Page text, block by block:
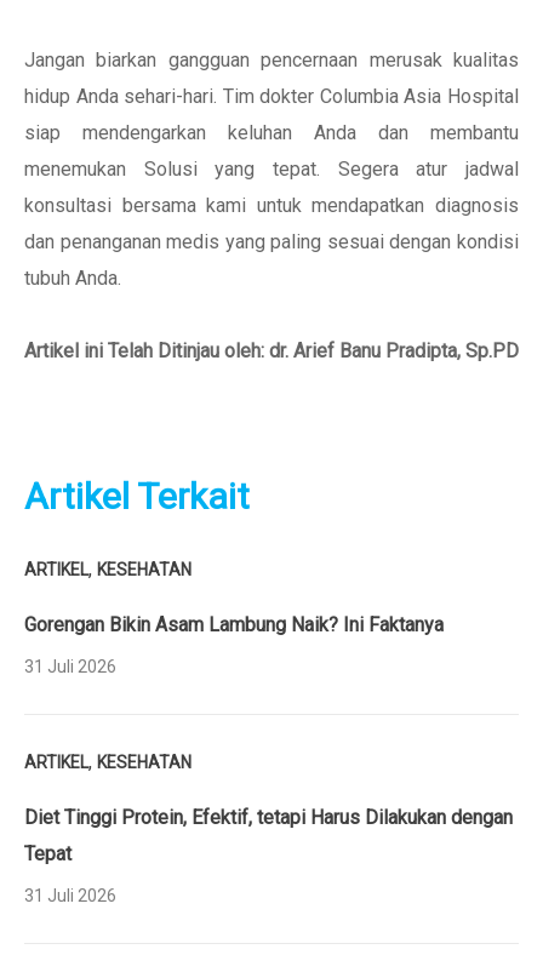
Jangan biarkan gangguan pencernaan merusak kualitas
hidup Anda sehari-hari. Tim dokter Columbia Asia Hospital
siap mendengarkan keluhan Anda dan membantu
menemukan Solusi yang tepat. Segera atur jadwal
konsultasi bersama kami untuk mendapatkan diagnosis
dan penanganan medis yang paling sesuai dengan kondisi
tubuh Anda.
Artikel ini Telah Ditinjau oleh: dr. Arief Banu Pradipta, Sp.PD
Artikel Terkait
ARTIKEL, KESEHATAN
Gorengan Bikin Asam Lambung Naik? Ini Faktanya
31 Juli 2026
ARTIKEL, KESEHATAN
Diet Tinggi Protein, Efektif, tetapi Harus Dilakukan dengan
Tepat
31 Juli 2026